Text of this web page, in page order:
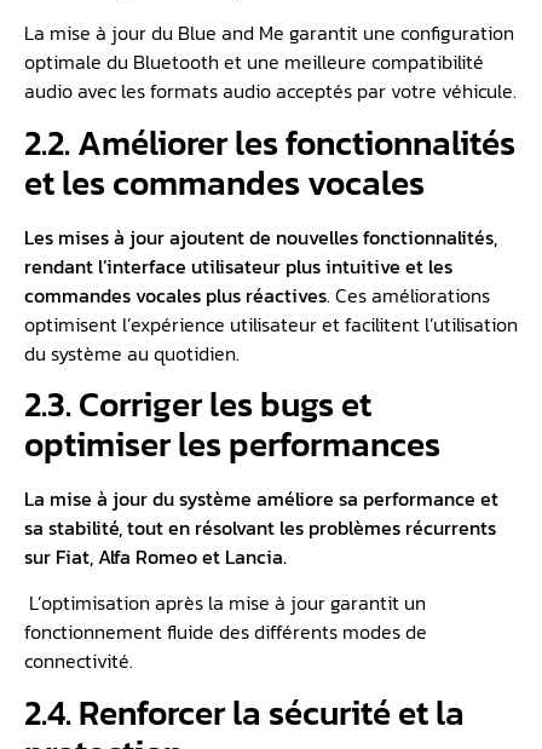
La mise à jour du Blue and Me garantit une configuration
optimale du Bluetooth et une meilleure compatibilité
audio avec les formats audio acceptés par votre véhicule.
2.2. Améliorer les fonctionnalités
et les commandes vocales
Les mises à jour ajoutent de nouvelles fonctionnalités,
rendant l’interface utilisateur plus intuitive et les
commandes vocales plus réactives. Ces améliorations
optimisent l’expérience utilisateur et facilitent l’utilisation
du système au quotidien.
2.3. Corriger les bugs et
optimiser les performances
La mise à jour du système améliore sa performance et
sa stabilité, tout en résolvant les problèmes récurrents
sur Fiat, Alfa Romeo et Lancia.
L’optimisation après la mise à jour garantit un
fonctionnement fluide des différents modes de
connectivité.
2.4. Renforcer la sécurité et la